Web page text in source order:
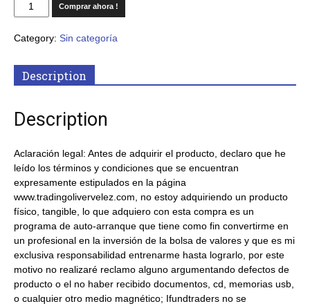
Comprar ahora !
Category: Sin categoría
Description
Description
Aclaración legal: Antes de adquirir el producto, declaro que he
leído los términos y condiciones que se encuentran
expresamente estipulados en la página
www.tradingolivervelez.com, no estoy adquiriendo un producto
físico, tangible, lo que adquiero con esta compra es un
programa de auto-arranque que tiene como fin convertirme en
un profesional en la inversión de la bolsa de valores y que es mi
exclusiva responsabilidad entrenarme hasta lograrlo, por este
motivo no realizaré reclamo alguno argumentando defectos de
producto o el no haber recibido documentos, cd, memorias usb,
o cualquier otro medio magnético; Ifundtraders no se